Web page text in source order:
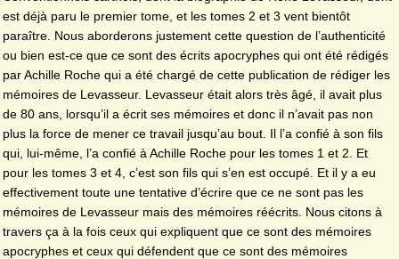
est déjà paru le premier tome, et les tomes 2 et 3 vent bientôt
paraître. Nous aborderons justement cette question de l’authenticité
ou bien est-ce que ce sont des écrits apocryphes qui ont été rédigés
par Achille Roche qui a été chargé de cette publication de rédiger les
mémoires de Levasseur. Levasseur était alors très âgé, il avait plus
de 80 ans, lorsqu’il a écrit ses mémoires et donc il n’avait pas non
plus la force de mener ce travail jusqu’au bout. Il l’a confié à son fils
qui, lui-même, l’a confié à Achille Roche pour les tomes 1 et 2. Et
pour les tomes 3 et 4, c’est son fils qui s’en est occupé. Et il y a eu
effectivement toute une tentative d’écrire que ce ne sont pas les
mémoires de Levasseur mais des mémoires réécrits. Nous citons à
travers ça à la fois ceux qui expliquent que ce sont des mémoires
apocryphes et ceux qui défendent que ce sont des mémoires